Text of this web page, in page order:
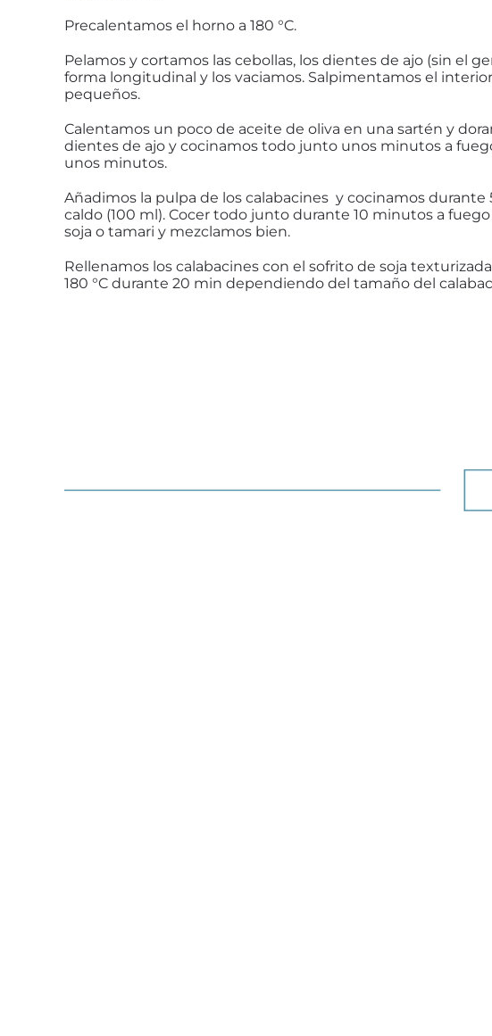
Precalentamos el horno a 180 °C.
Pelamos y cortamos las cebollas, los dientes de ajo (sin el
forma longitudinal y los vaciamos. Salpimentamos el
pequeños.
Calentamos un poco de aceite de oliva en una sartén y
dientes de ajo y cocinamos todo junto unos minutos a
unos minutos.
Añadimos la pulpa de los calabacines y cocinamos
caldo (100 ml). Cocer todo junto durante 10 minutos a
soja o tamari y mezclamos bien.
Rellenamos los calabacines con el sofrito de soja
180 °C durante 20 min dependiendo del tamaño del